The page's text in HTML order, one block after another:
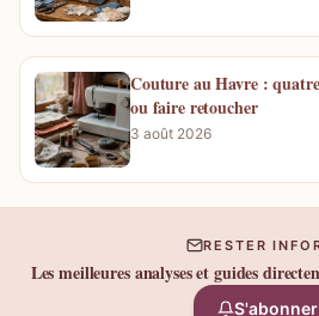
Couture au Havre :
ou faire retoucher
3 août 2026
RESTER
Les meilleures analyses et guides
S'abonner